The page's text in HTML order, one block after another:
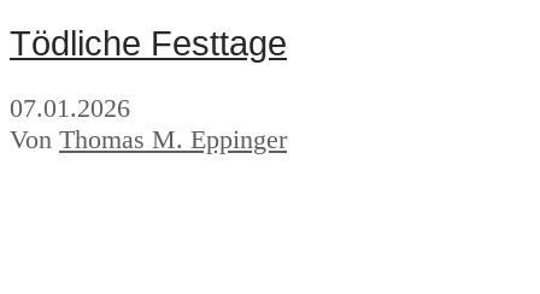
Tödliche Festtage
07.01.2026
Von Thomas M. Eppinger